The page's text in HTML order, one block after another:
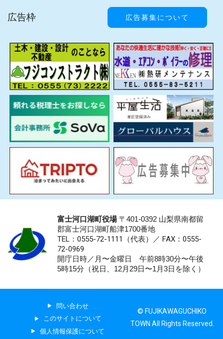
広告枠 広告募集について
富士河口湖町役場〒401-0392 山梨県南都留
郡富士河口湖町船津1700番地
TEL：0555-72-1111 （代表）／ FAX：0555-
72-0969
開庁日時／月〜金曜日 午前8時30分〜午後
5時15分（祝日、12月29日〜1月3日を除く）
問い合わせ
このサイトについて
個人情報保護について
© FUJIKAWAGUCHIKO
TOWN All Rights Reserved.